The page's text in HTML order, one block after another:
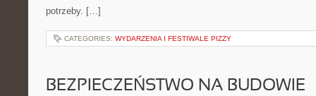
potrzeby. […]
CATEGORIES: WYDARZENIA I FESTIWALE PIZZY
BEZPIECZEŃSTWO NA BUDOWIE